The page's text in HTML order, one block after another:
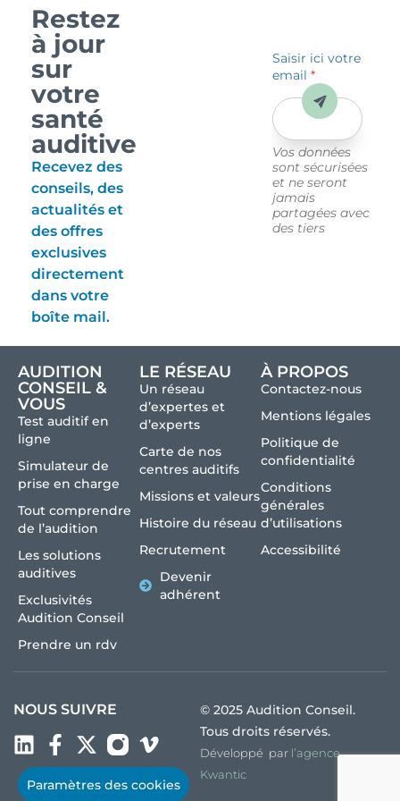
Paramètres des cookies
Restez
à jour
sur
votre
santé
auditive
Recevez des
conseils, des
actualités et
des offres
exclusives
directement
dans votre
boîte mail.
Saisir ici votre
email*
Vos données
sont sécurisées
et ne seront
jamais
partagées avec
des tiers
Envoyer
AUDITION
CONSEIL &
VOUS
Test auditif en
ligne
Simulateur de
prise en charge
Tout comprendre
de l’audition
Les solutions
auditives
Exclusivités
Audition Conseil
Prendre un rdv
LE RÉSEAU
Un réseau
d’expertes et
d’experts
Carte de nos
centres auditifs
Missions et valeurs
Histoire du réseau
Recrutement
Devenir
adhérent
À PROPOS
Contactez-nous
Mentions légales
Politique de
confidentialité
Conditions
générales
d’utilisations
Accessibilité
NOUS SUIVRE
© 2025 Audition Conseil.
Tous droits réservés.
Développé par l’agence
Kwantic